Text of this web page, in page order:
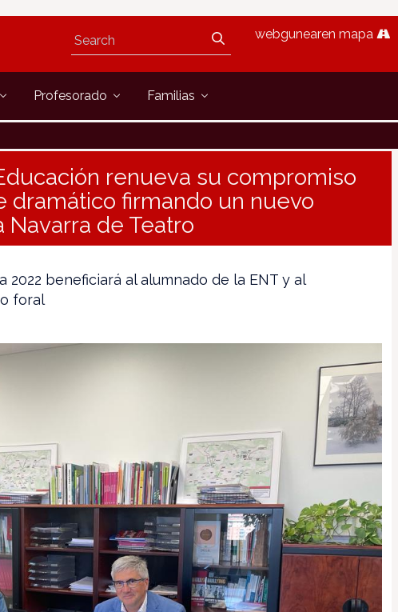
webgunearen mapa
Profesorado Familias
renueva su compromiso
dramático firmando un nuevo
Navarra de Teatro
beneficiará al alumnado de la ENT y al
foral